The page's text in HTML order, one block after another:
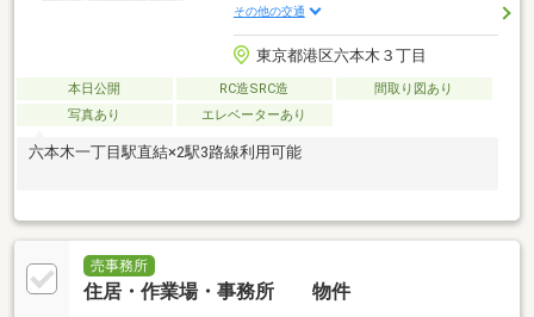
その他の交通
東京都港区六本木３丁目
本日公開 RC造SRC造
間取り図あり
写真あり
エレベーターあり
六本木一丁目駅直結×2駅3路線利用可能
売事務所
住居・作業場・事務所 物件